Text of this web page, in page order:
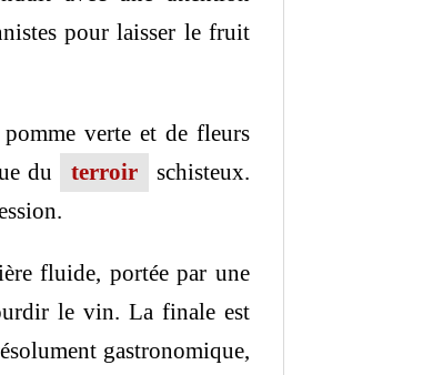
pour laisser le fruit
verte et de fleurs
du
terroir
schisteux.
fluide, portée par une
le vin. La finale est
gastronomique,